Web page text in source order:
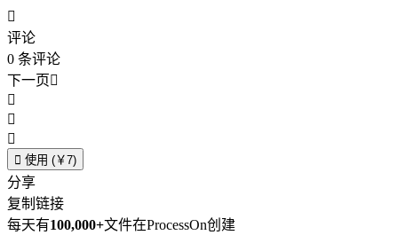

评论
0 条评论
下一页



 使用 (￥7)
分享
复制链接
每天有100,000+文件在ProcessOn创建